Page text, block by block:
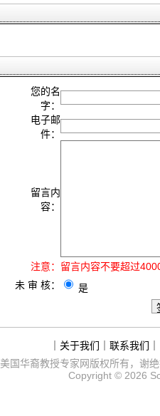
您的名
字：
电子邮
件：
留言内
容：
注意： 留言内容不要超过
未 审 核：
是
关于我们 联系我们
美国华裔教授专家网版权所有，谢
Copyright © 2026